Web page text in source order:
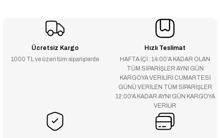
Ücretsiz Kargo
1000 TL ve üzeri tüm siparişlerde
Hızlı Teslimat
HAFTA İÇİ : 14:00’A KADAR OLAN
TÜM SİPARİŞLER AYNI GÜN
KARGOYA VERİLİRİ CUMARTESİ
GÜNÜ VERİLEN TÜM SİPARİŞLER
12:00'A KADAR AYNI GÜN KARGOYA
VERİLİR